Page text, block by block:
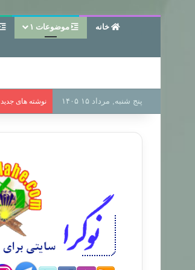
خانه موضوعات ۱
پنج شنبه, مرداد ۱۵ ۱۴۰۵ نوشته های جدید